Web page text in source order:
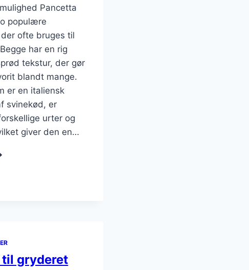
Pancetta
populære
ofte bruges til
har en rig
tekstur, der gør
blandt mange.
er en italiensk
svinekød, er
urter og
giver den en…
gryderet